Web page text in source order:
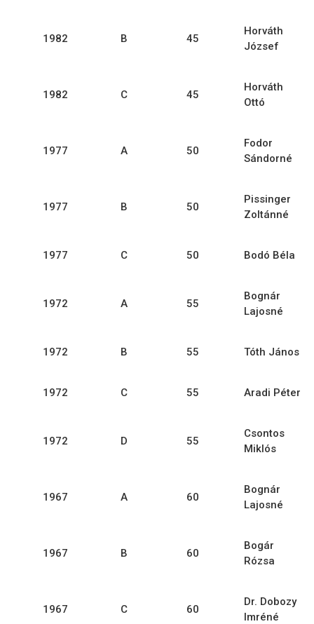
1982 B 45
Horváth
József
1982 C 45
Horváth
Ottó
1977 A 50
Fodor
Sándorné
1977 B 50
Pissinger
Zoltánné
1977 C 50 Bodó Béla
1972 A 55
Bognár
Lajosné
1972 B 55 Tóth János
1972 C 55 Aradi Péter
1972 D 55
Csontos
Miklós
1967 A 60
Bognár
Lajosné
1967 B 60
Bogár
Rózsa
1967 C 60
Dr. Dobozy
Imréné